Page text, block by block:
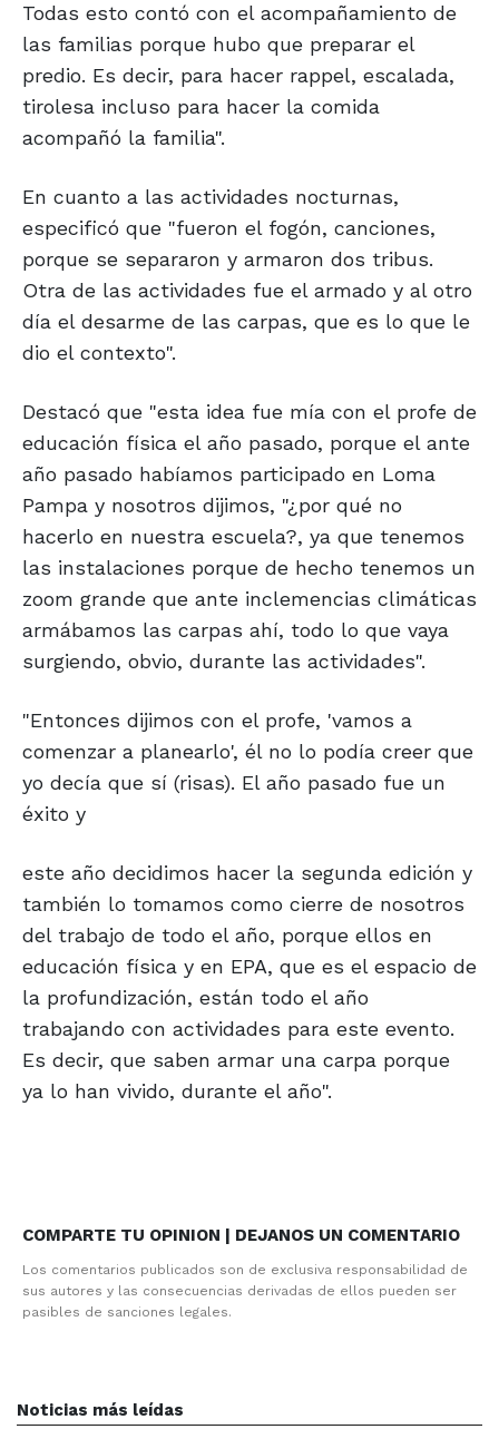
Todas esto contó con el acompañamiento de
las familias porque hubo que preparar el
predio. Es decir, para hacer rappel, escalada,
tirolesa incluso para hacer la comida
acompañó la familia".
En cuanto a las actividades nocturnas,
especificó que "fueron el fogón, canciones,
porque se separaron y armaron dos tribus.
Otra de las actividades fue el armado y al otro
día el desarme de las carpas, que es lo que le
dio el contexto".
Destacó que "esta idea fue mía con el profe de
educación física el año pasado, porque el ante
año pasado habíamos participado en Loma
Pampa y nosotros dijimos, "¿por qué no
hacerlo en nuestra escuela?, ya que tenemos
las instalaciones porque de hecho tenemos un
zoom grande que ante inclemencias climáticas
armábamos las carpas ahí, todo lo que vaya
surgiendo, obvio, durante las actividades".
"Entonces dijimos con el profe, 'vamos a
comenzar a planearlo', él no lo podía creer que
yo decía que sí (risas). El año pasado fue un
éxito y
este año decidimos hacer la segunda edición y
también lo tomamos como cierre de nosotros
del trabajo de todo el año, porque ellos en
educación física y en EPA, que es el espacio de
la profundización, están todo el año
trabajando con actividades para este evento.
Es decir, que saben armar una carpa porque
ya lo han vivido, durante el año".
COMPARTE TU OPINION | DEJANOS UN COMENTARIO
Los comentarios publicados son de exclusiva responsabilidad de
sus autores y las consecuencias derivadas de ellos pueden ser
pasibles de sanciones legales.
Noticias más leídas